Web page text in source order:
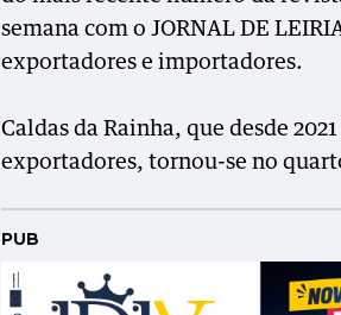
semana com o JORNAL DE
exportadores e importadores.
Caldas da Rainha, que desde
exportadores, tornou-se no
PUB